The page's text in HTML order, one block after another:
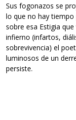
Sus fogonazos se
lo que no hay
sobre esa Estigia
infierno (infartos,
sobrevivencia) el
luminosos de un
persiste.